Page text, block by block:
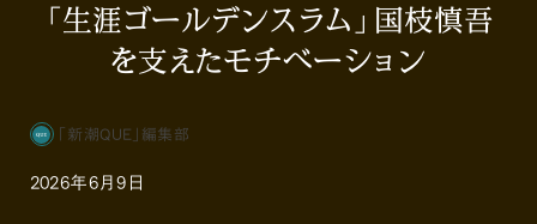
「生涯ゴールデンスラム」国枝慎吾
を支えたモチベーション
「新潮QUE」編集部
2026年6月9日